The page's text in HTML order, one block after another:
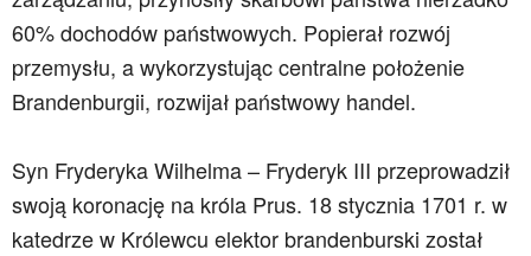
60% dochodów państwowych. Popierał rozwój
przemysłu, a wykorzystując centralne położenie
Brandenburgii, rozwijał państwowy handel.
Syn Fryderyka Wilhelma – Fryderyk III przeprowadził
swoją koronację na króla Prus. 18 stycznia 1701 r. w
katedrze w Królewcu elektor brandenburski został